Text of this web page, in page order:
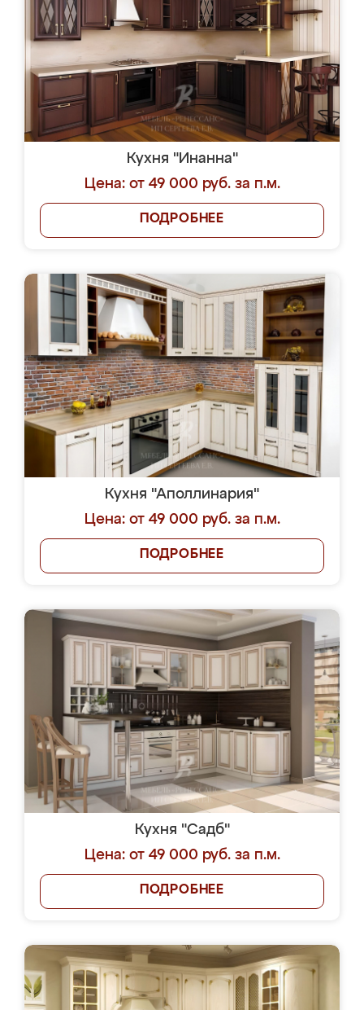
Кухня "Инанна"
Цена: от 49 000 руб. за п.м.
ПОДРОБНЕЕ
Кухня "Аполлинария"
Цена: от 49 000 руб. за п.м.
ПОДРОБНЕЕ
Кухня "Садб"
Цена: от 49 000 руб. за п.м.
ПОДРОБНЕЕ